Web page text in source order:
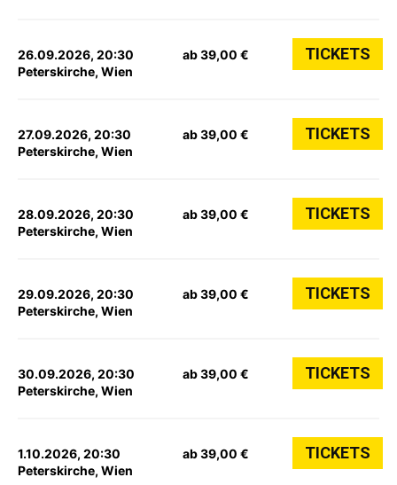
26.09.2026, 20:30
Peterskirche, Wien
ab 39,00 € TICKETS
27.09.2026, 20:30
Peterskirche, Wien
ab 39,00 € TICKETS
28.09.2026, 20:30
Peterskirche, Wien
ab 39,00 € TICKETS
29.09.2026, 20:30
Peterskirche, Wien
ab 39,00 € TICKETS
30.09.2026, 20:30
Peterskirche, Wien
ab 39,00 € TICKETS
1.10.2026, 20:30
Peterskirche, Wien
ab 39,00 € TICKETS